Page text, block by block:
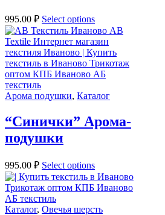
995.00 ₽ Select options
Арома подушки, Каталог
“Синички” Арома-
подушки
995.00 ₽ Select options
Каталог, Овечья шерсть